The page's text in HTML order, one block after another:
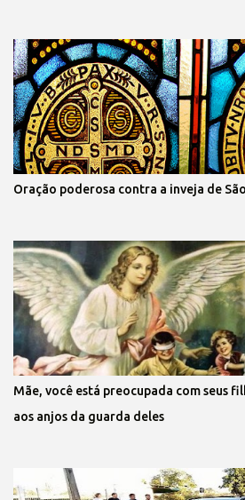
Oração poderosa contra a inveja de
Mãe, você está preocupada com seus
aos anjos da guarda deles